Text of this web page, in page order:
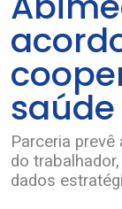
Parceria
do
dados